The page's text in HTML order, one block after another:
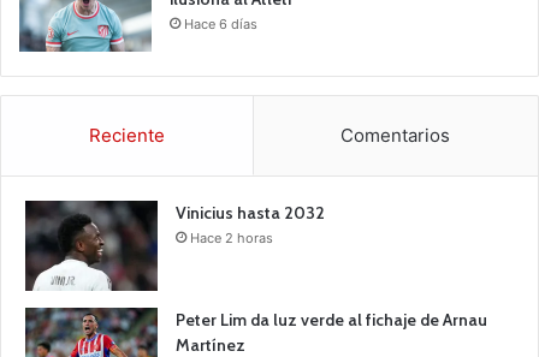
Hace 6 días
Reciente Comentarios
Vinicius hasta 2032
Hace 2 horas
Peter Lim da luz verde al fichaje de Arnau
Martínez